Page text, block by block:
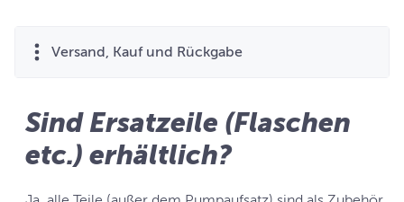
Versand, Kauf und Rückgabe
Sind Ersatzeile (Flaschen
etc.) erhältlich?